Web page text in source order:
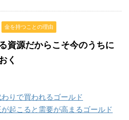
金を持つことの理由
資源だからこそ今のうちに
く
りで買われるゴールド
起こると需要が高まるゴールド